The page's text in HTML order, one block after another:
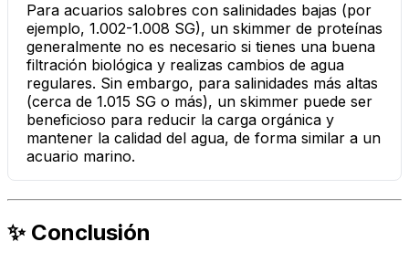
Para acuarios salobres con salinidades bajas (por
ejemplo, 1.002-1.008 SG), un skimmer de proteínas
generalmente no es necesario si tienes una buena
filtración biológica y realizas cambios de agua
regulares. Sin embargo, para salinidades más altas
(cerca de 1.015 SG o más), un skimmer puede ser
beneficioso para reducir la carga orgánica y
mantener la calidad del agua, de forma similar a un
acuario marino.
✨ Conclusión